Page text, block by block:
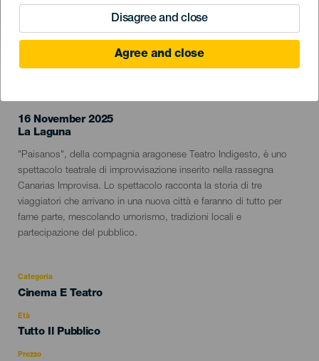
Disagree and close
Agree and close
16 November 2025
Localidad
La Laguna
Descripción
del
evento
"Paisanos", della compagnia aragonese Teatro Indigesto, è uno
spettacolo teatrale di improvvisazione inserito nella rassegna
Canarias Improvisa. Lo spettacolo racconta la storia di tre
viaggiatori che arrivano in una nuova città e faranno di tutto per
farne parte, mescolando umorismo, tradizioni locali e
partecipazione del pubblico.
Categoria
Categoría
evento
Cinema E Teatro
Età
Edad
Tutto Il Pubblico
Prezzo